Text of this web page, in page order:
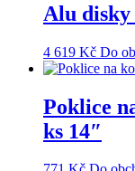
Alu disky
4 619 Kč Do
Poklice
ks 14″